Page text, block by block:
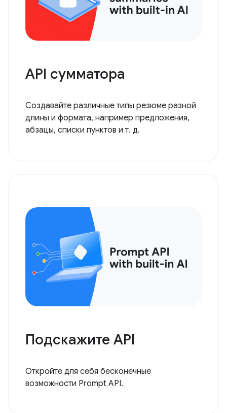
API сумматора
Создавайте различные типы резюме разной
длины и формата, например предложения,
абзацы, списки пунктов и т. д.
Подскажите API
Откройте для себя бесконечные
возможности Prompt API.